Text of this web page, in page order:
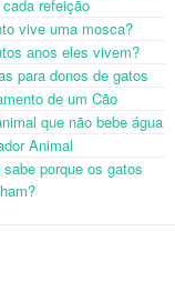
refeição
vive uma mosca?
anos eles vivem?
para donos de gatos
de um Cão
que não bebe água
Animal
sabe porque os gatos